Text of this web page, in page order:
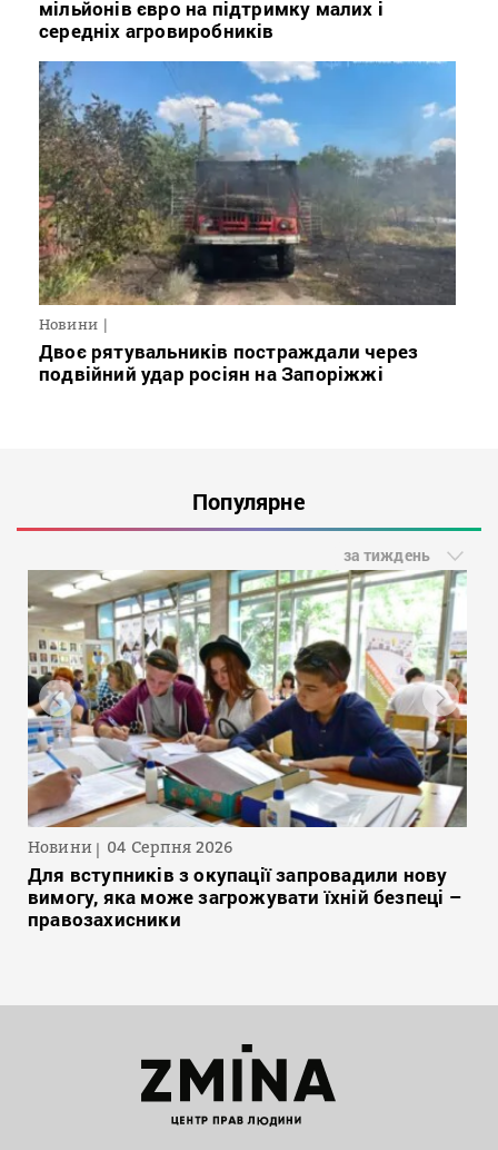
мільйонів євро на підтримку малих і
середніх агровиробників
Новини
Двоє рятувальників постраждали через
подвійний удар росіян на Запоріжжі
Популярне
за тиждень
Новини 04 Серпня 2026
Для вступників з окупації запровадили нову
вимогу, яка може загрожувати їхній безпеці –
правозахисники